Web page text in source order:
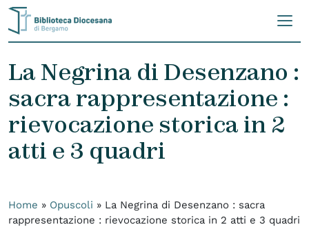
Skip to content
La Negrina di Desenzano :
sacra rappresentazione :
rievocazione storica in 2
atti e 3 quadri
Home » Opuscoli » La Negrina di Desenzano : sacra
rappresentazione : rievocazione storica in 2 atti e 3 quadri